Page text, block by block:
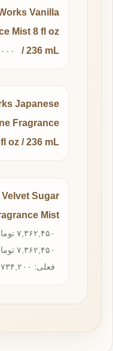
Vanilla
Mist 8 fl oz
/ 236 mL
Japanese
Fragrance
oz / 236 mL
Sugar
Mist
فعلی: ۲,۷۳۴,۲۰۰ تومان.